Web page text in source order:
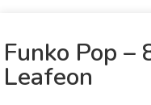
Funko Pop –
Leafeon